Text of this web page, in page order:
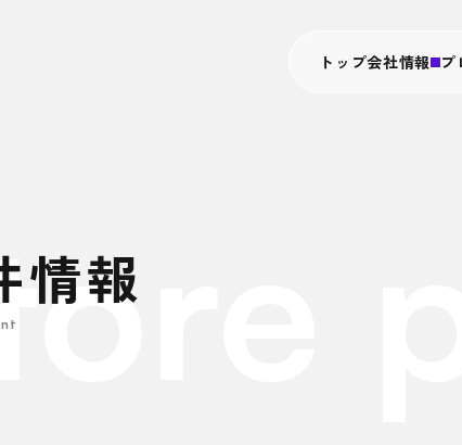
トップ会社情報 プ
情報